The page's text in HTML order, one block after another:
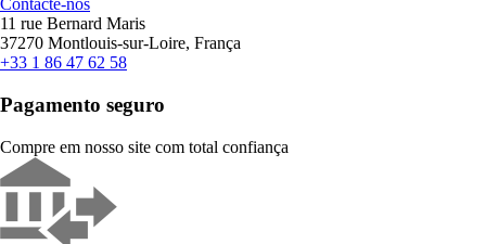
Contacte-nos
11 rue Bernard Maris
37270 Montlouis-sur-Loire, França
+33 1 86 47 62 58
Pagamento seguro
Compre em nosso site com total confiança